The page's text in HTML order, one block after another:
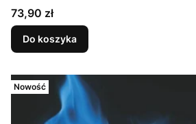
Cena
73,90 zł
Do koszyka
Nowość